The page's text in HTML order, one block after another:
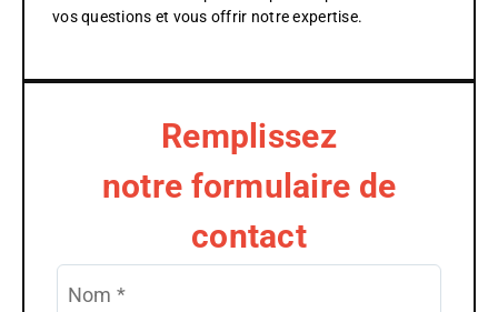
vos questions et vous offrir notre expertise.
Remplissez
notre formulaire de
contact
Nom *